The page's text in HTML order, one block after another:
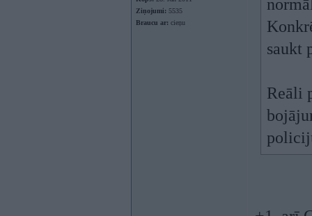
Ziņojumi: 5535
Braucu ar: cieņu
saukt
Reāli